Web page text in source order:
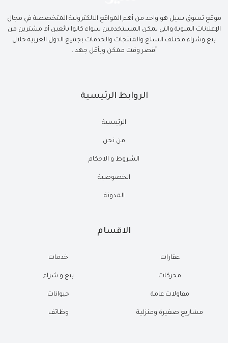
موقع تسوق سيل هو واحد من أهم المواقع الالكترونية المتخصصة في مجال
الإعلانات المبوبة والتي تمكن المستخدمين سواء كانوا بائعين أم مشترين من
بيع وشراء مختلف السلع والمنتجات والخدمات بجميع الدول العربية خلال
أقصر وقت ممكن وبأقل جهد .
الروابط الرئيسية
الرئيسية
من نحن
الشروط و الاحكام
الخصوصية
المدونة
الاقسام
عقارات
محركات
مقاولات عامة
مشاريع صغيرة ومنزلية
خدمات
بيع و شراء
حيوانات
وظائف